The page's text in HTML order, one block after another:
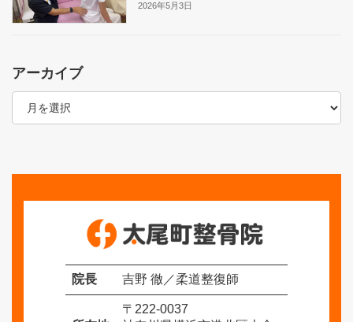
2026年5月3日
アーカイブ
ア
院長 吉野 徹／柔道整復師
〒222-0037